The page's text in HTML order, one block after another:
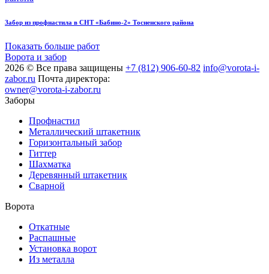
Забор из профнастила в СНТ «Бабино-2» Тосненского района
Показать больше работ
Ворота и забор
2026 © Все права защищены +7 (812) 906-60-82 info@vorota-i-
zabor.ru Почта директора:
owner@vorota-i-zabor.ru
Заборы
Профнастил
Металлический штакетник
Горизонтальный забор
Гиттер
Шахматка
Деревянный штакетник
Сварной
Ворота
Откатные
Распашные
Установка ворот
Из металла